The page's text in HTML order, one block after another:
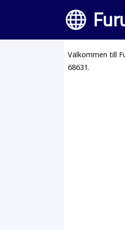
Välkommen till
68631.